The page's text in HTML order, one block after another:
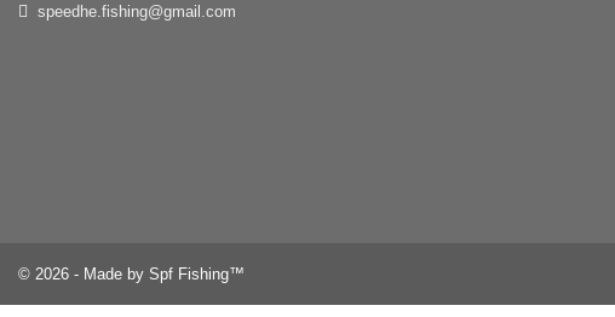
speedhe.fishing@gmail.com
© 2026 - Made by Spf Fishing™